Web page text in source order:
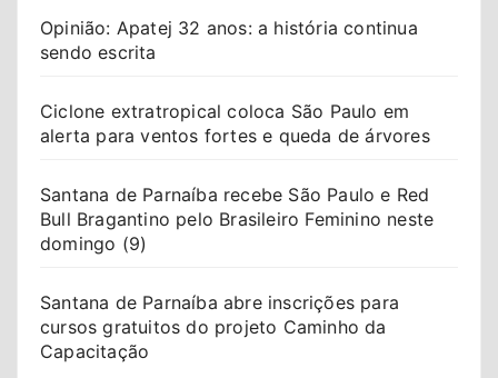
Opinião: Apatej 32 anos: a história continua
sendo escrita
Ciclone extratropical coloca São Paulo em
alerta para ventos fortes e queda de árvores
Santana de Parnaíba recebe São Paulo e Red
Bull Bragantino pelo Brasileiro Feminino neste
domingo (9)
Santana de Parnaíba abre inscrições para
cursos gratuitos do projeto Caminho da
Capacitação